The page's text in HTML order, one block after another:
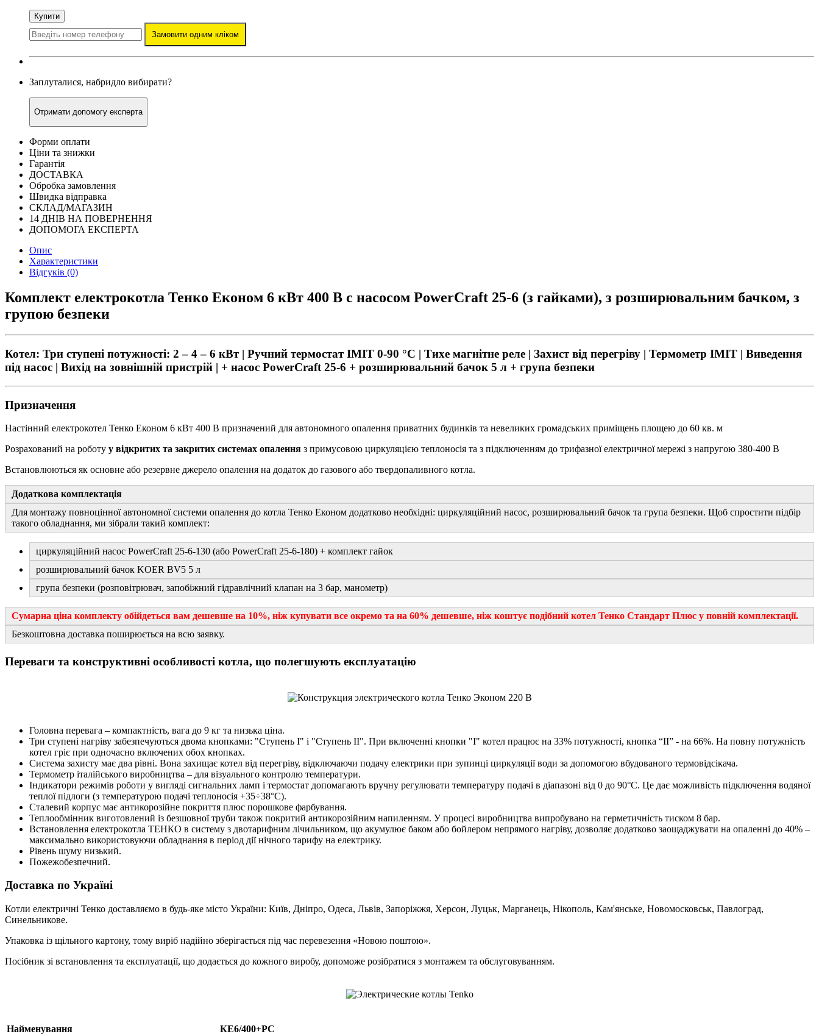
Купити
Замовити одним кліком
Заплуталися, набридло вибирати?
Отримати допомогу експерта
Форми оплати
Ціни та знижки
Гарантія
ДОСТАВКА
Обробка замовлення
Швидка відправка
СКЛАД/МАГАЗИН
14 ДНІВ НА ПОВЕРНЕННЯ
ДОПОМОГА ЕКСПЕРТА
Опис
Характеристики
Відгуків (0)
Комплект електрокотла Тенко Економ 6 кВт 400 В c насосом PowerCraft 25-6 (з гайками), з розширювальним бачком, з
групою безпеки
Котел: Три ступені потужності: 2 – 4 – 6 кВт | Ручний термостат IMIT 0-90 °С | Тихе магнітне реле | Захист від перегріву | Термометр IMIT | Виведення
під насос | Вихід на зовнішній пристрій | + насос PowerCraft 25-6 + розширювальний бачок 5 л + група безпеки
Призначення
Настінний електрокотел Тенко Економ 6 кВт 400 В призначений для автономного опалення приватних будинків та невеликих громадських приміщень площею до 60 кв. м
Розрахований на роботу у відкритих та закритих системах опалення з примусовою циркуляцією теплоносія та з підключенням до трифазної електричної мережі з напругою 380-400 В
Встановлюються як основне або резервне джерело опалення на додаток до газового або твердопаливного котла.
Додаткова комплектація
Для монтажу повноцінної автономної системи опалення до котла Тенко Економ додатково необхідні: циркуляційний насос, розширювальний бачок та група безпеки. Щоб спростити підбір
такого обладнання, ми зібрали такий комплект:
циркуляційний насос PowerCraft 25-6-130 (або PowerCraft 25-6-180) + комплект гайок
розширювальний бачок KOER BV5 5 л
група безпеки (розповітрювач, запобіжний гідравлічний клапан на 3 бар, манометр)
Сумарна ціна комплекту обійдеться вам дешевше на 10%, ніж купувати все окремо та на 60% дешевше, ніж коштує подібний котел Тенко Стандарт Плюс у повній комплектації.
Безкоштовна доставка поширюється на всю заявку.
Переваги та конструктивні особливості котла, що полегшують експлуатацію
Головна перевага – компактність, вага до 9 кг та низька ціна.
Три ступені нагріву забезпечуються двома кнопками: "Ступень І" і "Ступень ІІ". При включенні кнопки "I" котел працює на 33% потужності, кнопка “II” - на 66%. На повну потужність
котел гріє при одночасно включених обох кнопках.
Система захисту має два рівні. Вона захищає котел від перегріву, відключаючи подачу електрики при зупинці циркуляції води за допомогою вбудованого термовідсікача.
Термометр італійського виробництва – для візуального контролю температури.
Індикатори режимів роботи у вигляді сигнальних ламп і термостат допомагають вручну регулювати температуру подачі в діапазоні від 0 до 90°С. Це дає можливість підключення водяної
теплої підлоги (з температурою подачі теплоносія +35÷38°C).
Сталевий корпус має антикорозійне покриття плюс порошкове фарбування.
Теплообмінник виготовлений із безшовної труби також покритий антикорозійним напиленням. У процесі виробництва випробувано на герметичність тиском 8 бар.
Встановлення електрокотла ТЕНКО в систему з двотарифним лічильником, що акумулює баком або бойлером непрямого нагріву, дозволяє додатково заощаджувати на опаленні до 40% –
максимально використовуючи обладнання в період дії нічного тарифу на електрику.
Рівень шуму низький.
Пожежобезпечний.
Доставка по Україні
Котли електричні Тенко доставляємо в будь-яке місто України: Київ, Дніпро, Одеса, Львів, Запоріжжя, Херсон, Луцьк, Марганець, Нікополь, Кам'янське, Новомосковськ, Павлоград,
Синельникове.
Упаковка із щільного картону, тому виріб надійно зберігається під час перевезення «Новою поштою».
Посібник зі встановлення та експлуатації, що додається до кожного виробу, допоможе розібратися з монтажем та обслуговуванням.
Найменування КЕ6/400+PC